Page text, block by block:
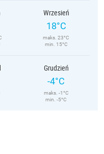
Wrzesień
18°C
maks. 23°C
min. 15°C
Grudzień
-4°C
maks. -1°C
min. -5°C